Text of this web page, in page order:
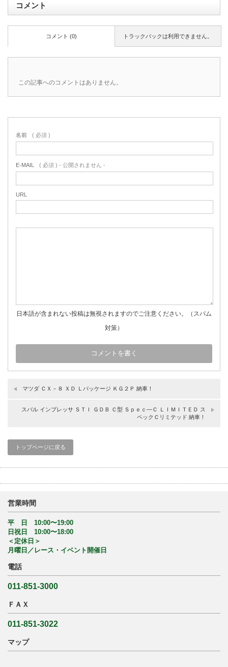
コメント
トラックバックは利用できません。
コメント (0)
この記事へのコメントはありません。
名前 ( 必須 )
E-MAIL ( 必須 ) - 公開されません -
URL
日本語が含まれない投稿は無視されますのでご注意ください。（スパム
対策）
マツダ ＣＸ－８ ＸＤ Ｌパッケージ ＫＧ２Ｐ 納車！
スバル インプレッサ ＳＴＩ ＧＤＢ Ｃ型 Ｓｐｅｃ―Ｃ ＬＩＭＩＴＥＤ ス
ペックＣリミテッド 納車！
トップページに戻る
営業時間
平 日 10:00〜19:00
日祝日 10:00〜18:00
＜定休日＞
月曜日／レース・イベント開催日
電話
011-851-3000
ＦＡＸ
011-851-3022
マップ